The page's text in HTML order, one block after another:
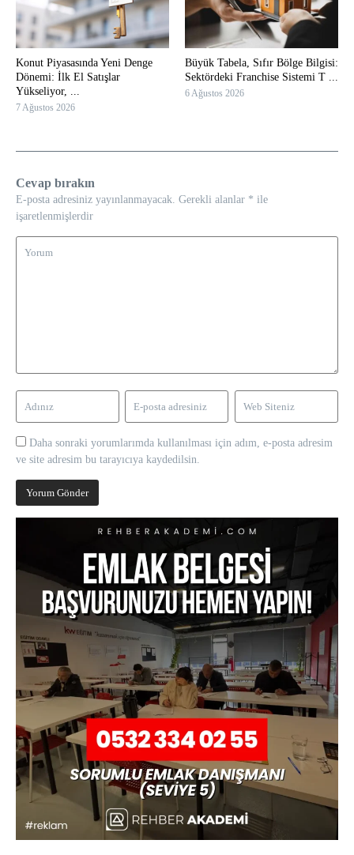
Konut Piyasasında Yeni Denge
Dönemi: İlk El Satışlar
Yükseliyor, ...
7 Ağustos 2026
Büyük Tabela, Sıfır Bölge Bilgisi:
Sektördeki Franchise Sistemi T ...
6 Ağustos 2026
Cevap bırakın
E-posta adresiniz yayınlanmayacak. Gerekli alanlar * ile
işaretlenmişlerdir
Daha sonraki yorumlarımda kullanılması için adım, e-posta adresim
ve site adresim bu tarayıcıya kaydedilsin.